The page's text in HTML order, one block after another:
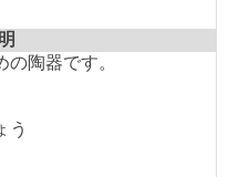
陶器です。
う